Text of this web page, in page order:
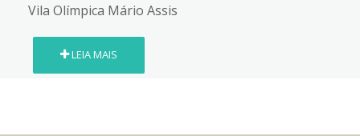
Vila Olímpica Mário Assis
LEIA MAIS